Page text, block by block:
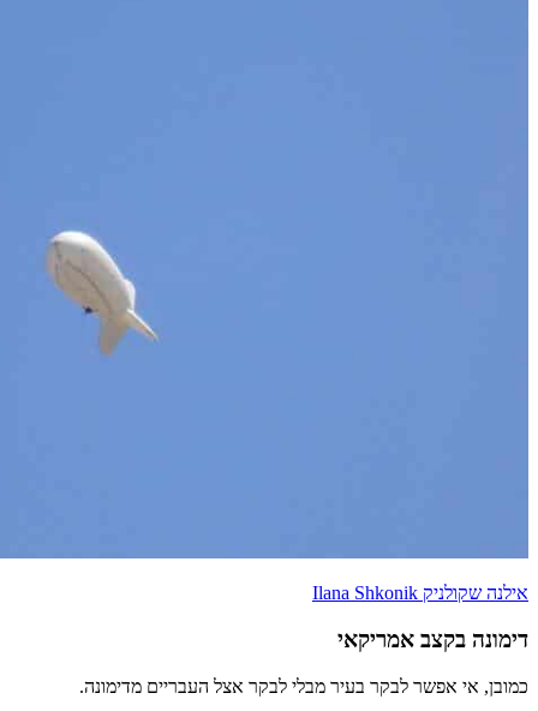
אילנה שקולניק Ilana Shkonik
דימונה בקצב אמריקאי
כמובן, אי אפשר לבקר בעיר מבלי לבקר אצל העבריים מדימונה.